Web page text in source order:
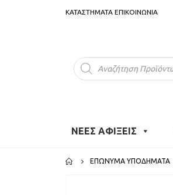
ΚΑΤΑΣΤΗΜΑΤΑ ΕΠΙΚΟΙΝΩΝΙΑ
Products
search
ΝΕΕΣ ΑΦΙΞΕΙΣ
ΕΠΏΝΥΜΑ ΥΠΟΔΉΜΑΤΑ